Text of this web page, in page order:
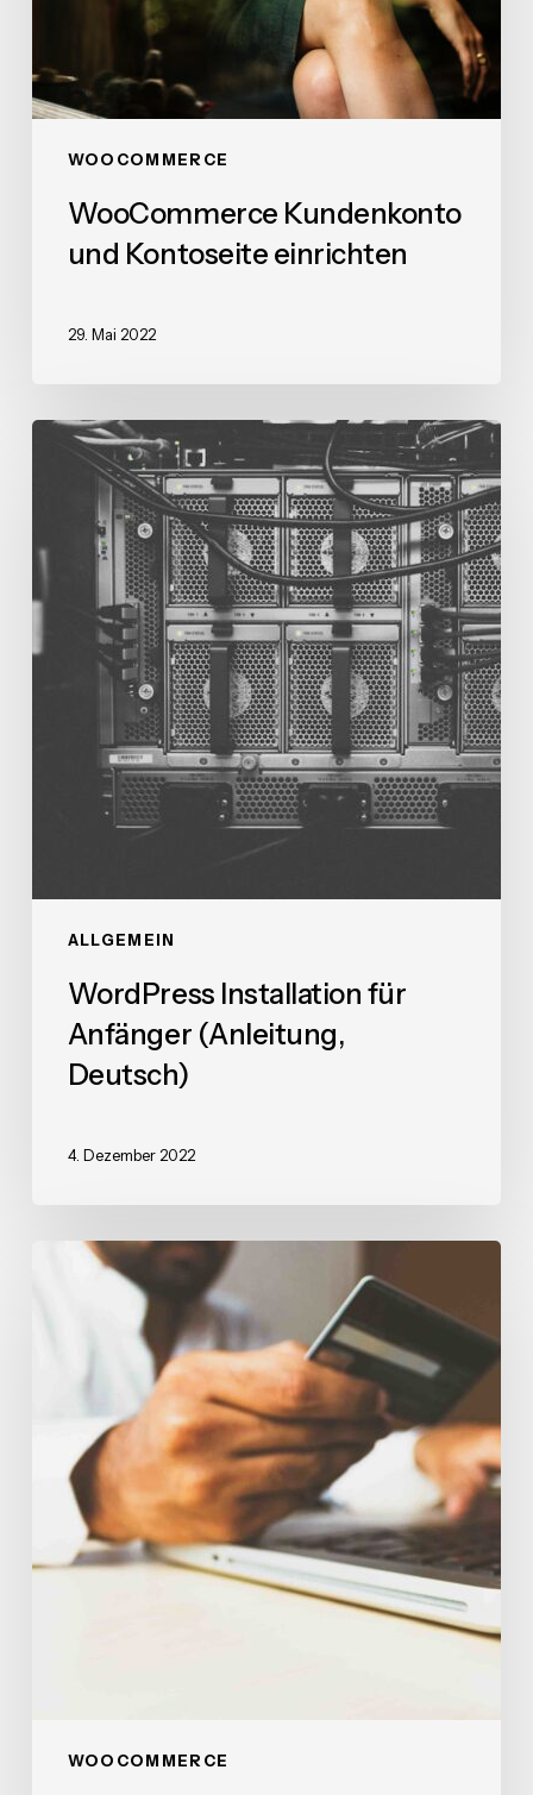
WOOCOMMERCE
WooCommerce Kundenkonto
und Kontoseite einrichten
29. Mai 2022
ALLGEMEIN
WordPress
Installation
Anfänger
(Anleitung,
WordPress Installation für
Anfänger (Anleitung,
Deutsch)
4. Dezember 2022
WOOCOMMERCE
PSD2
WooCommerce